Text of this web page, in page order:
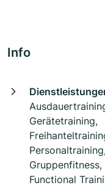
Info
Gerätetraining,
Gruppenfitness,
Functional